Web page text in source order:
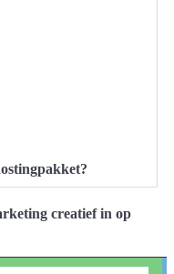
creatief in op